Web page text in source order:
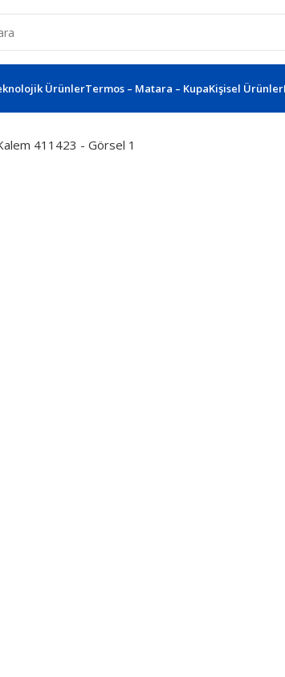
ÜrünlerTermos – Matara – KupaKişisel Ürünler